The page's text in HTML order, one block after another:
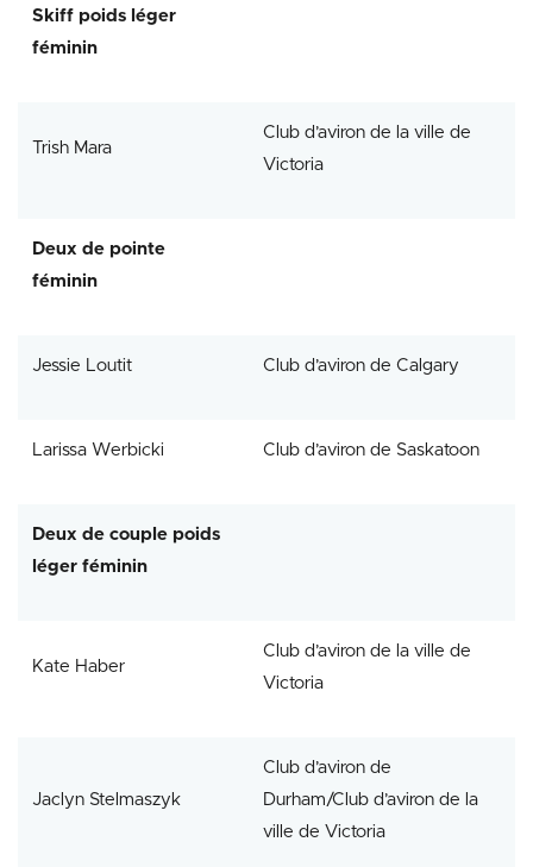
Skiff poids léger
féminin
Trish Mara
Club d’aviron de la ville de
Victoria
Deux de pointe
féminin
Jessie Loutit Club d’aviron de Calgary
Larissa Werbicki Club d’aviron de Saskatoon
Deux de couple poids
léger féminin
Kate Haber
Club d’aviron de la ville de
Victoria
Jaclyn Stelmaszyk
Club d’aviron de
Durham/Club d’aviron de la
ville de Victoria